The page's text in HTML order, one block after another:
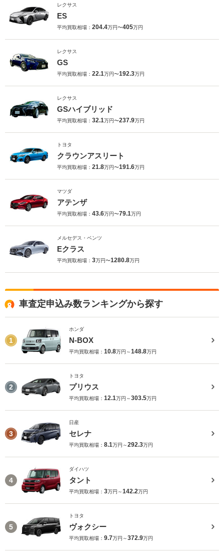
レクサス
ES
平均買取相場： 204.4万円〜405万円
レクサス
GS
平均買取相場： 22.1万円〜192.3万円
レクサス
GSハイブリッド
平均買取相場： 32.1万円〜237.9万円
トヨタ
クラウンアスリート
平均買取相場： 21.8万円〜191.6万円
マツダ
アテンザ
平均買取相場： 43.6万円〜79.1万円
メルセデス・ベンツ
Eクラス
平均買取相場： 3万円〜1280.8万円
車査定申込み数ランキングから探す
1
ホンダ
N-BOX
平均買取相場： 10.8万円～148.8万円
2
トヨタ
プリウス
平均買取相場： 12.1万円～303.5万円
3
日産
セレナ
平均買取相場： 8.1万円～292.3万円
4
ダイハツ
タント
平均買取相場： 3万円～142.2万円
5
トヨタ
ヴォクシー
平均買取相場： 9.7万円～372.9万円